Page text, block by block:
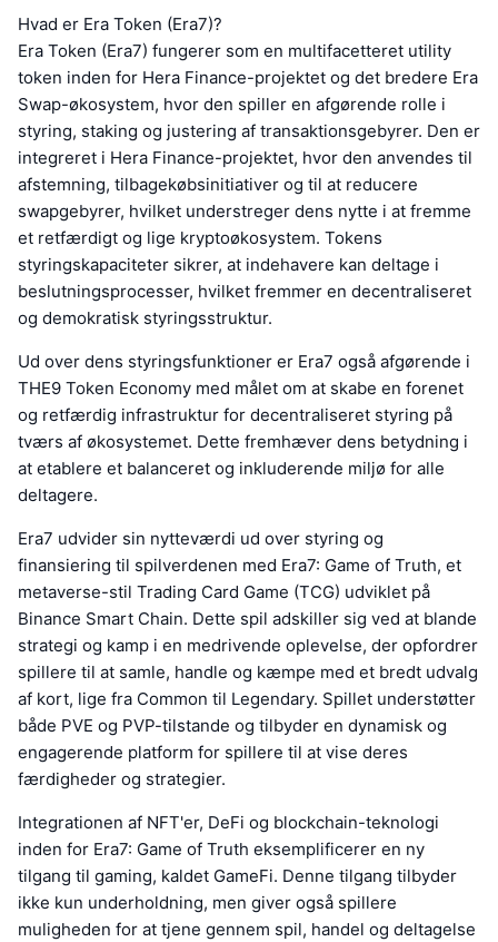
Hvad er Era Token (Era7)?
Era Token (Era7) fungerer som en multifacetteret utility
token inden for Hera Finance-projektet og det bredere Era
Swap-økosystem, hvor den spiller en afgørende rolle i
styring, staking og justering af transaktionsgebyrer. Den er
integreret i Hera Finance-projektet, hvor den anvendes til
afstemning, tilbagekøbsinitiativer og til at reducere
swapgebyrer, hvilket understreger dens nytte i at fremme
et retfærdigt og lige kryptoøkosystem. Tokens
styringskapaciteter sikrer, at indehavere kan deltage i
beslutningsprocesser, hvilket fremmer en decentraliseret
og demokratisk styringsstruktur.
Ud over dens styringsfunktioner er Era7 også afgørende i
THE9 Token Economy med målet om at skabe en forenet
og retfærdig infrastruktur for decentraliseret styring på
tværs af økosystemet. Dette fremhæver dens betydning i
at etablere et balanceret og inkluderende miljø for alle
deltagere.
Era7 udvider sin nytteværdi ud over styring og
finansiering til spilverdenen med Era7: Game of Truth, et
metaverse-stil Trading Card Game (TCG) udviklet på
Binance Smart Chain. Dette spil adskiller sig ved at blande
strategi og kamp i en medrivende oplevelse, der opfordrer
spillere til at samle, handle og kæmpe med et bredt udvalg
af kort, lige fra Common til Legendary. Spillet understøtter
både PVE og PVP-tilstande og tilbyder en dynamisk og
engagerende platform for spillere til at vise deres
færdigheder og strategier.
Integrationen af NFT'er, DeFi og blockchain-teknologi
inden for Era7: Game of Truth eksemplificerer en ny
tilgang til gaming, kaldet GameFi. Denne tilgang tilbyder
ikke kun underholdning, men giver også spillere
muligheden for at tjene gennem spil, handel og deltagelse